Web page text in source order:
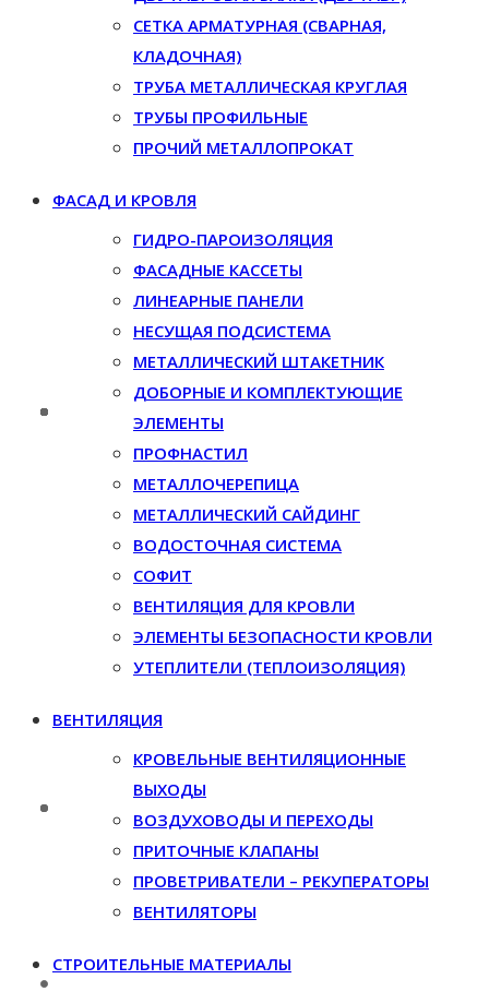
СЕТКА АРМАТУРНАЯ (СВАРНАЯ,
КЛАДОЧНАЯ)
ТРУБА МЕТАЛЛИЧЕСКАЯ КРУГЛАЯ
ТРУБЫ ПРОФИЛЬНЫЕ
ПРОЧИЙ МЕТАЛЛОПРОКАТ
ФАСАД И КРОВЛЯ
ГИДРО-ПАРОИЗОЛЯЦИЯ
ФАСАДНЫЕ КАССЕТЫ
ЛИНЕАРНЫЕ ПАНЕЛИ
НЕСУЩАЯ ПОДСИСТЕМА
МЕТАЛЛИЧЕСКИЙ ШТАКЕТНИК
ДОБОРНЫЕ И КОМПЛЕКТУЮЩИЕ
ЭЛЕМЕНТЫ
ПРОФНАСТИЛ
МЕТАЛЛОЧЕРЕПИЦА
МЕТАЛЛИЧЕСКИЙ САЙДИНГ
ВОДОСТОЧНАЯ СИСТЕМА
СОФИТ
ВЕНТИЛЯЦИЯ ДЛЯ КРОВЛИ
ЭЛЕМЕНТЫ БЕЗОПАСНОСТИ КРОВЛИ
УТЕПЛИТЕЛИ (ТЕПЛОИЗОЛЯЦИЯ)
ВЕНТИЛЯЦИЯ
КРОВЕЛЬНЫЕ ВЕНТИЛЯЦИОННЫЕ
ВЫХОДЫ
ВОЗДУХОВОДЫ И ПЕРЕХОДЫ
ПРИТОЧНЫЕ КЛАПАНЫ
ПРОВЕТРИВАТЕЛИ – РЕКУПЕРАТОРЫ
ВЕНТИЛЯТОРЫ
СТРОИТЕЛЬНЫЕ МАТЕРИАЛЫ